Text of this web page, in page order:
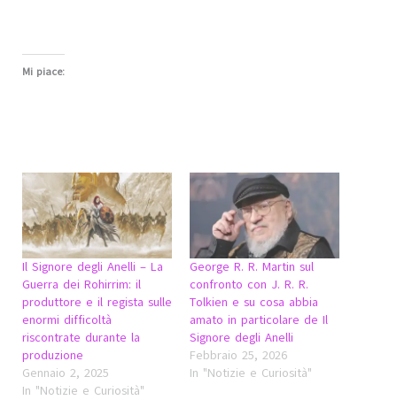
Mi piace:
Il Signore degli Anelli – La
Guerra dei Rohirrim: il
produttore e il regista sulle
enormi difficoltà
riscontrate durante la
produzione
Gennaio 2, 2025
In "Notizie e Curiosità"
George R. R. Martin sul
confronto con J. R. R.
Tolkien e su cosa abbia
amato in particolare de Il
Signore degli Anelli
Febbraio 25, 2026
In "Notizie e Curiosità"